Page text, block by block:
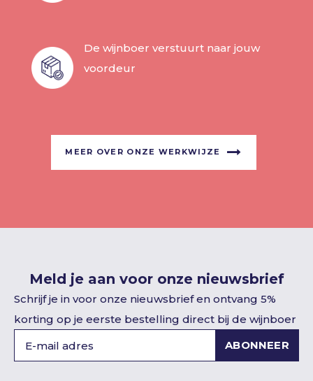
De wijnboer verstuurt naar jouw
voordeur
MEER OVER ONZE WERKWIJZE
Meld je aan voor onze nieuwsbrief
Schrijf je in voor onze nieuwsbrief en ontvang 5%
korting op je eerste bestelling direct bij de wijnboer
ABONNEER